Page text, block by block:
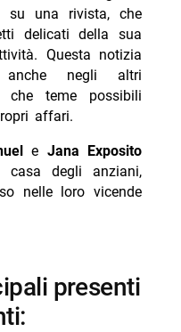
su una rivista, che
delicati della sua
Questa notizia
anche negli altri
che teme possibili
affari.
e Jana Exposito
casa degli anziani,
nelle loro vicende